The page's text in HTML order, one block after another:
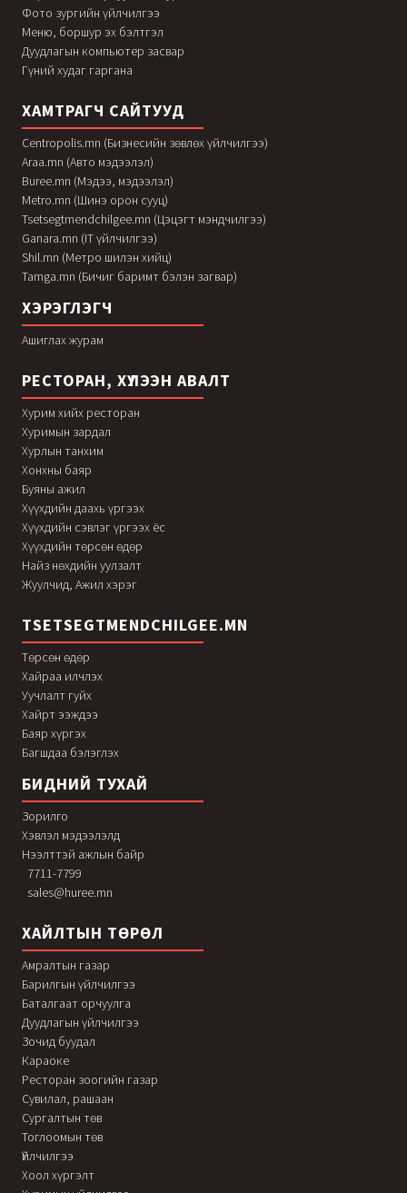
Фото зургийн үйлчилгээ
Меню, боршур эх бэлтгэл
Дуудлагын компьютер засвар
Гүний худаг гаргана
ХАМТРАГЧ САЙТУУД
Centropolis.mn (Бизнесийн зөвлөх үйлчилгээ)
Araa.mn (Авто мэдээлэл)
Buree.mn (Мэдээ, мэдээлэл)
Metro.mn (Шинэ орон сууц)
Tsetsegtmendchilgee.mn (Цэцэгт мэндчилгээ)
Ganara.mn (IT үйлчилгээ)
Shil.mn (Метро шилэн хийц)
Tamga.mn (Бичиг баримт бэлэн загвар)
ХЭРЭГЛЭГЧ
Ашиглах журам
РЕСТОРАН, ХҮЛЭЭН АВАЛТ
Хурим хийх ресторан
Хуримын зардал
Хурлын танхим
Хонхны баяр
Буяны ажил
Хүүхдийн даахь үргээх
Хүүхдийн сэвлэг үргээх ёс
Хүүхдийн төрсөн өдөр
Найз нөхдийн уулзалт
Жуулчид, Ажил хэрэг
TSETSEGTMENDCHILGEE.MN
Төрсөн өдөр
Хайраа илчлэх
Уучлалт гуйх
Хайрт ээждээ
Баяр хүргэх
Багшдаа бэлэглэх
БИДНИЙ ТУХАЙ
Зорилго
Хэвлэл мэдээлэлд
Нээлттэй ажлын байр
7711-7799
sales@huree.mn
ХАЙЛТЫН ТӨРӨЛ
Амралтын газар
Барилгын үйлчилгээ
Баталгаат орчуулга
Дуудлагын үйлчилгээ
Зочид буудал
Караоке
Ресторан зоогийн газар
Сувилал, рашаан
Сургалтын төв
Тоглоомын төв
Үйлчилгээ
Хоол хүргэлт